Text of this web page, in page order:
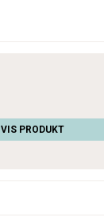
VIS PRODUKT